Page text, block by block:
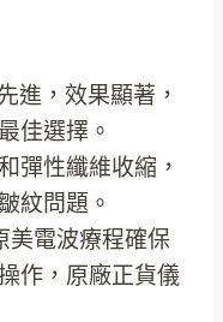
進，效果顯著，
佳選擇。
彈性纖維收縮，
紋問題。
美電波療程確保
作，原廠正貨儀